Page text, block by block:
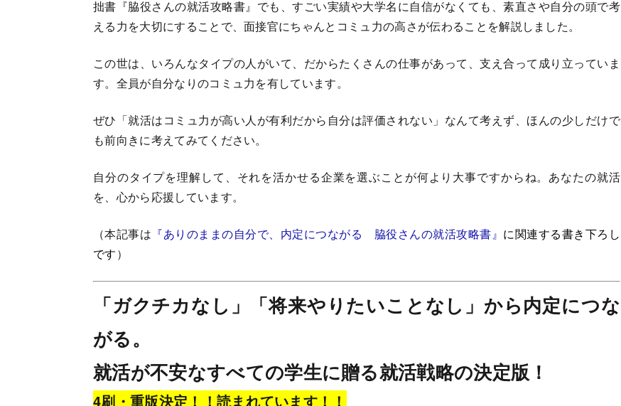
拙書『脇役さんの就活攻略書』でも、すごい実績や大学名に自信がなくても、素直さや自分の頭で考
える力を大切にすることで、面接官にちゃんとコミュ力の高さが伝わることを解説しました。
この世は、いろんなタイプの人がいて、だからたくさんの仕事があって、支え合って成り立っていま
す。全員が自分なりのコミュ力を有しています。
ぜひ「就活はコミュ力が高い人が有利だから自分は評価されない」なんて考えず、ほんの少しだけで
も前向きに考えてみてください。
自分のタイプを理解して、それを活かせる企業を選ぶことが何より大事ですからね。あなたの就活
を、心から応援しています。
（本記事は 『ありのままの自分で、内定につながる 脇役さんの就活攻略書』 に関連する書き下ろし
です）
「ガクチカなし」「将来やりたいことなし」から内定につな
がる。
就活が不安なすべての学生に贈る就活戦略の決定版！
4刷・重版決定！！読まれています！！